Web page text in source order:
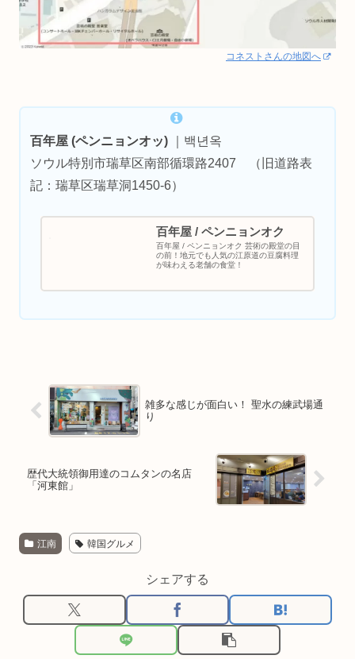
コネストさんの地図へ
百年屋 (ペンニョンオッ)
｜백년옥
ソウル特別市瑞草区南部循環路2407 （旧道路表
記：瑞草区瑞草洞1450-6）
百年屋 / ペンニョンオク
百年屋 / ペンニョンオク 芸術の殿堂の目
の前！地元でも人気の江原道の豆腐料理
が味わえる老舗の食堂！
雑多な感じが面白い！ 聖水の練武場通
り
歴代大統領御用達のコムタンの名店
「河東館」
江南 韓国グルメ
シェアする